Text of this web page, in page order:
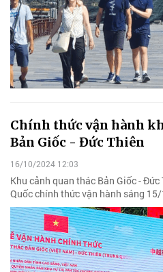
Chính thức vận hành
Bản Giốc - Đức Thiên
16/10/2024 12:03
Khu cảnh quan thác Bản Giốc -
Quốc chính thức vận hành sáng